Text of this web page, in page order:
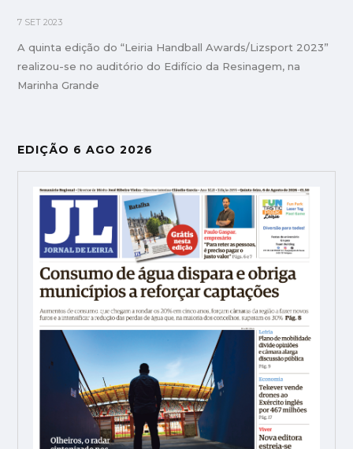
7 SET 2023
A quinta edição do “Leiria Handball Awards/Lizsport 2023”
realizou-se no auditório do Edifício da Resinagem, na
Marinha Grande
EDIÇÃO 6 AGO 2026